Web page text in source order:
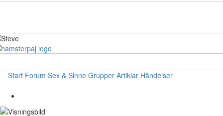
Start Forum Sex & Sinne Grupper Artiklar Händelser